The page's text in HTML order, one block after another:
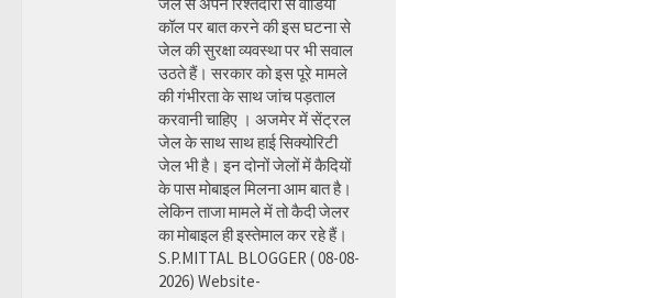
कॉल पर बात करने की इस घटना से
जेल की सुरक्षा व्यवस्था पर भी सवाल
उठते हैं। सरकार को इस पूरे मामले
की गंभीरता के साथ जांच पड़ताल
करवानी चाहिए । अजमेर में सेंट्रल
जेल के साथ साथ हाई सिक्योरिटी
जेल भी है। इन दोनों जेलों में कैदियों
के पास मोबाइल मिलना आम बात है।
लेकिन ताजा मामले में तो कैदी जेलर
का मोबाइल ही इस्तेमाल कर रहे हैं।
S.P.MITTAL BLOGGER ( 08-08-
2026) Website-